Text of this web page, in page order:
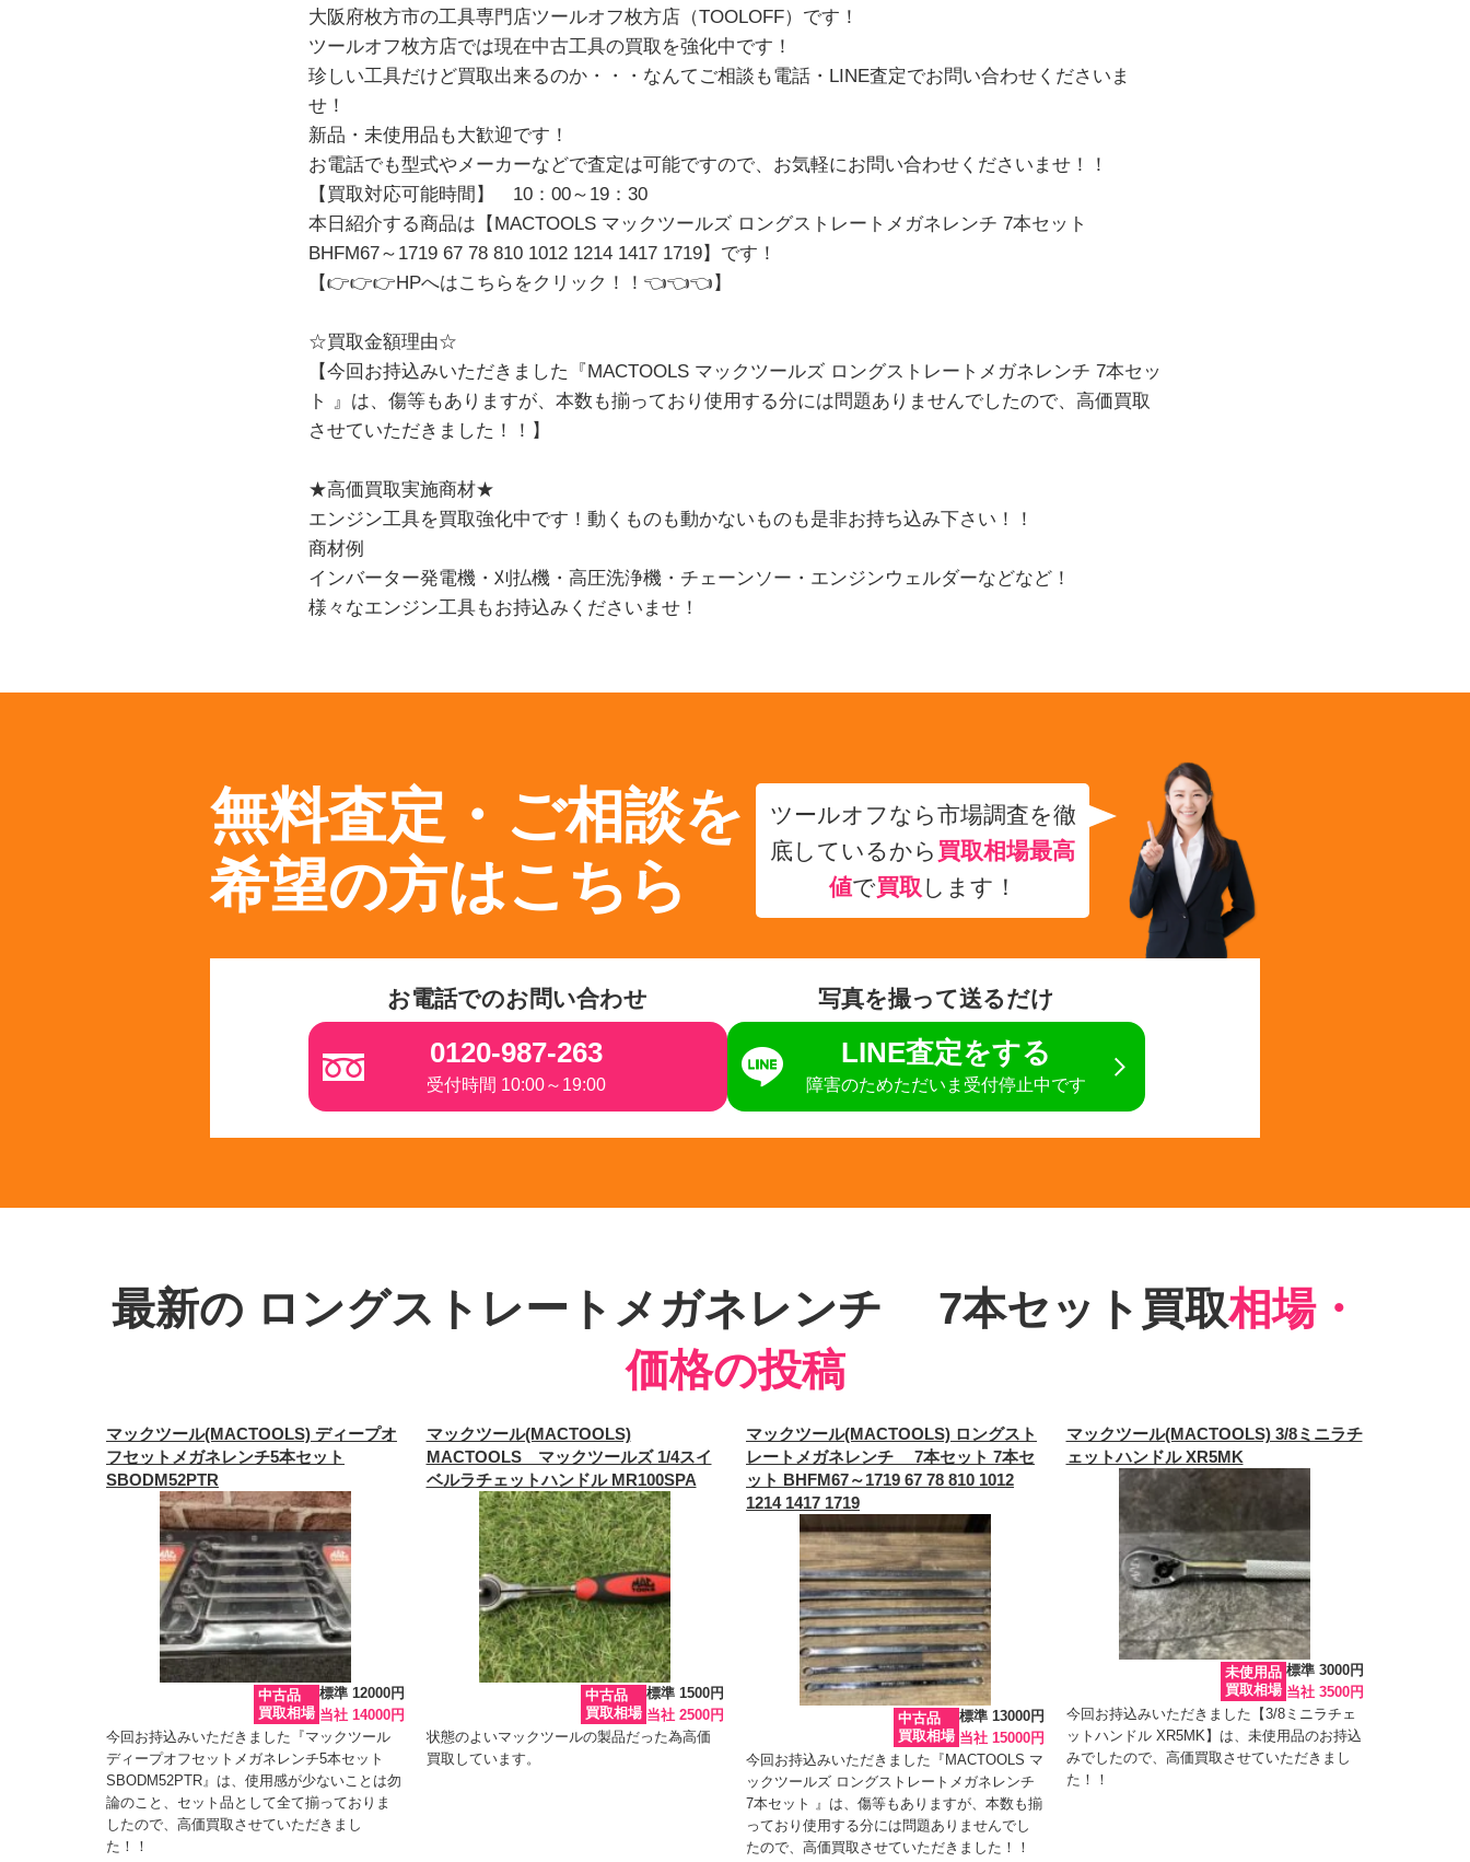
大阪府枚方市の工具専門店ツールオフ枚方店（TOOLOFF） です！
ツールオフ枚方店では現在中古工具の買取を強化中です！
珍しい工具だけど買取出来るのか・・・なんてご相談も電話・LINE査定でお問い合わせくださいま
せ！
新品・未使用品も大歓迎です！
お電話でも型式やメーカーなどで査定は可能ですので、お気軽にお問い合わせくださいませ！！
【買取対応可能時間】 10：00～19：30
本日紹介する商品は【MACTOOLS マックツールズ ロングストレートメガネレンチ 7本セット
BHFM67～1719 67 78 810 1012 1214 1417 1719】です！
【👉👉👉 HPへはこちらをクリック！！ 👈👈👈】
☆買取金額理由☆
【今回お持込みいただきました『MACTOOLS マックツールズ ロングストレートメガネレンチ 7本セッ
ト 』は、傷等もありますが、本数も揃っており使用する分には問題ありませんでしたので、高価買取
させていただきました！！ 】
★高価買取実施商材★
エンジン工具を買取強化中です！動くものも動かないものも是非お持ち込み下さい！！
商材例
インバーター発電機・刈払機・高圧洗浄機・チェーンソー・エンジンウェルダーなどなど！
様々なエンジン工具もお持込みくださいませ！
無料査定・ご相談を
希望の方はこちら
ツールオフなら市場調査を徹
底しているから 買取相場最高
値で買取 します！
お電話でのお問い合わせ
0120-987-263
受付時間 10:00～19:00
写真を撮って送るだけ
LINE査定をする
障害のためただいま受付停止中です
最新の ロングストレートメガネレンチ 7本セット買取相場・
価格の投稿
マックツール(MACTOOLS) ディープオ
フセットメガネレンチ5本セット
SBODM52PTR
中古品
買取相場
標準 12000円
当社 14000円
今回お持込みいただきました『マックツール
ディープオフセットメガネレンチ5本セット
SBODM52PTR』は、使用感が少ないことは勿
論のこと、セット品として全て揃っておりま
したので、高価買取させていただきまし
た！！
マックツール(MACTOOLS)
MACTOOLS マックツールズ 1/4スイ
ベルラチェットハンドル MR100SPA
中古品
買取相場
標準 1500円
当社 2500円
状態のよいマックツールの製品だった為高価
買取しています。
マックツール(MACTOOLS) ロングスト
レートメガネレンチ 7本セット 7本セ
ット BHFM67～1719 67 78 810 1012
1214 1417 1719
中古品
買取相場
標準 13000円
当社 15000円
今回お持込みいただきました『MACTOOLS マ
ックツールズ ロングストレートメガネレンチ
7本セット 』は、傷等もありますが、本数も揃
っており使用する分には問題ありませんでし
たので、高価買取させていただきました！！
マックツール(MACTOOLS) 3/8ミニラチ
ェットハンドル XR5MK
未使用品
買取相場
標準 3000円
当社 3500円
今回お持込みいただきました【3/8ミニラチェ
ットハンドル XR5MK】は、未使用品のお持込
みでしたので、高価買取させていただきまし
た！！